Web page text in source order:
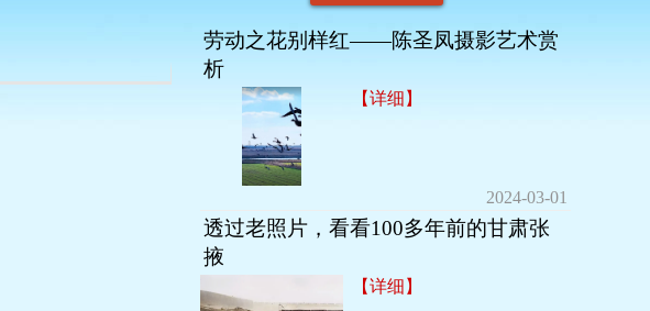
劳动之花别样红——陈圣凤摄影艺术赏
析
【详细】
2024-03-01
透过老照片，看看100多年前的甘肃张
掖
【详细】